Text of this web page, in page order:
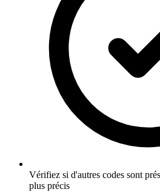
Vérifiez si d'autres codes sont
plus précis